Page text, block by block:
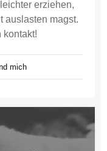
erziehen,
auslasten magst.
kontakt!
mich